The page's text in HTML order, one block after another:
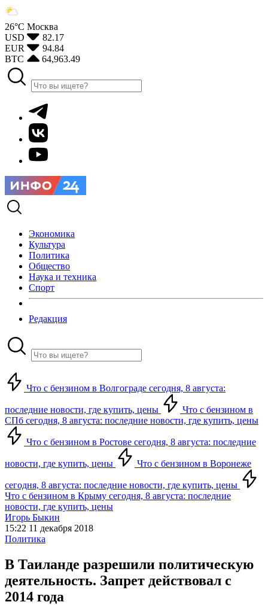
26°С Москва
USD
82.17
EUR
94.84
BTC
64,963.49
Экономика
Культура
Политика
Общество
Наука и техника
Спорт
Редакция
Что с бензином в Волгограде сегодня, 8 августа:
последние новости, где купить, цены
Что с бензином в
СПб сегодня, 8 августа: последние новости, где купить, цены
Что с бензином в Ростове сегодня, 8 августа: последние
новости, где купить, цены Что с бензином в Воронеже
сегодня, 8 августа: последние новости, где купить, цены
Что с бензином в Крыму сегодня, 8 августа: последние
новости, где купить, цены
Игорь Быкин
15:22 11 декабря 2018
Политика
В Таиланде разрешили политическую
деятельность. Запрет действовал с
2014 года